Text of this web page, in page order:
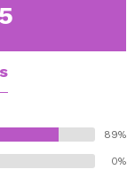
89%
0%